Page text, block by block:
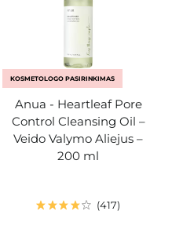
KOSMETOLOGO PASIRINKIMAS
Anua - Heartleaf Pore
Control Cleansing Oil –
Veido Valymo Aliejus –
200 ml
417